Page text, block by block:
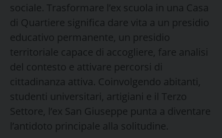
sociale. Trasformare l’ex scuola in una Casa
di Quartiere significa dare vita a un presidio
educativo permanente, un presidio
territoriale capace di accogliere, fare analisi
del contesto e attivare percorsi di
cittadinanza attiva. Coinvolgendo abitanti,
studenti universitari, artigiani e il Terzo
Settore, l’ex San Giuseppe punta a diventare
l’antidoto principale alla solitudine.